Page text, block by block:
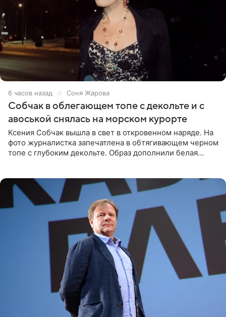
6 часов назад Соня Жарова
Собчак в облегающем топе с декольте и с
авоськой снялась на морском курорте
Ксения Собчак вышла в свет в откровенном наряде. На
фото журналистка запечатлена в обтягивающем черном
топе с глубоким декольте. Образ дополнили белая